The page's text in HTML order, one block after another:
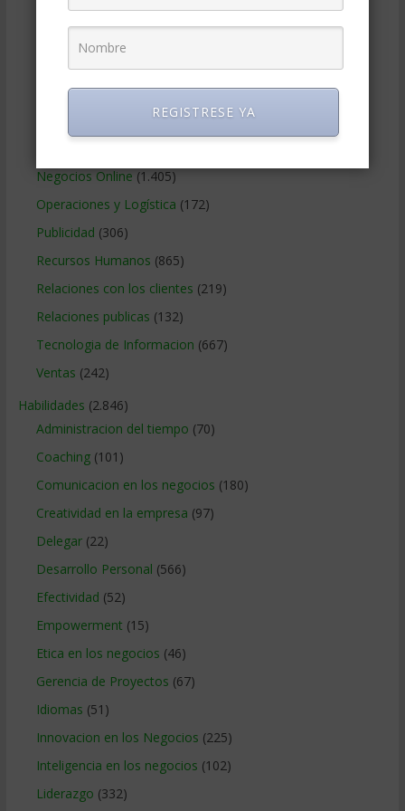
Gobierno Corporativo(11)
Marketing
Marketing Digital(247)
Métodos Gerenciales(282)
Negocios Online (1.405)
Operaciones y Logística (172)
Publicidad (306)
Recursos Humanos (865)
Relaciones con los clientes (219)
Relaciones publicas (132)
Tecnologia de Informacion (667)
Ventas (242)
Habilidades (2.846)
Administracion del tiempo (70)
Coaching(101)
Comunicacion en los negocios (180)
Creatividad en la empresa (97)
Delegar(22)
Desarrollo Personal (566)
Efectividad (52)
Empowerment (15)
Etica en los negocios (46)
Gerencia de Proyectos (67)
Idiomas (51)
Innovacion en los Negocios (225)
Inteligencia en los negocios (102)
Liderazgo (332)
REGISTRESE YA